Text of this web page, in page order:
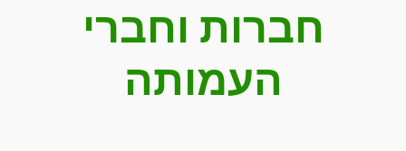
חברות וחברי
העמותה